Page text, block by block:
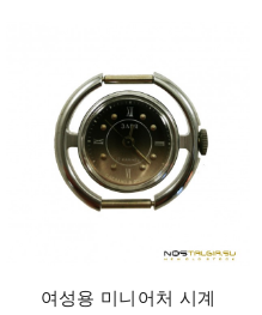
여성용 미니어처 시계